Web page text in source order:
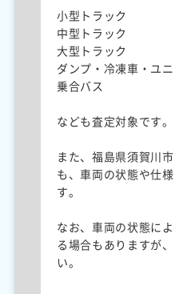
小型トラック
中型トラック
大型トラック
ダンプ・冷凍車・ユ
乗合バス
なども査定対象です。
また、福島県須賀川
も、車両の状態や仕
す。
なお、車両の状態に
る場合もありますが
い。